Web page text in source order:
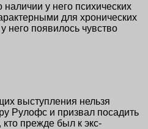
у него психических
для хронических
него появилось чувство
выступления нельзя
Рулофс и призвал посадить
прежде был к экс-